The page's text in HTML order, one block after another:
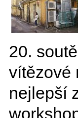
20.
vítězové
nejlepší